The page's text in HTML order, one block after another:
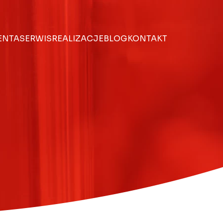
SERWISREALIZACJEBLOGKONTAKT